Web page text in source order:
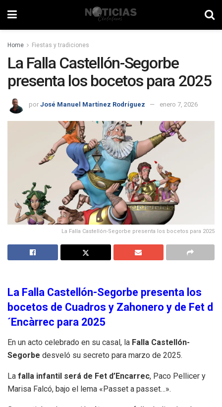
Home Fiestas y tradiciones
La Falla Castellón-Segorbe
presenta los bocetos para 2025
por José Manuel Martínez Rodríguez enero 7, 2026
La Falla Castellón-Segorbe presenta los bocetos para 2025
La Falla Castellón-Segorbe presenta los
bocetos de Cuadros y Zahonero y de Fet d
´Encàrrec para 2025
En un acto celebrado en su casal, la Falla Castellón-
Segorbe desveló su secreto para marzo de 2025.
La falla infantil será de Fet d’Encarrec, Paco Pellicer y
Marisa Falcó, bajo el lema «Passet a passet…».